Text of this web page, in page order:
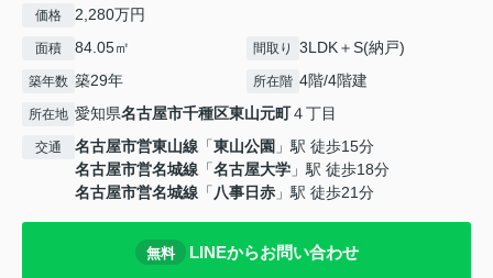
価格 2,280万円
面積 84.05㎡ 間取り 3LDK＋S(納戸)
築年数 築29年 所在階 4階/4階建
所在地 愛知県名古屋市千種区東山元町４丁目
交通 名古屋市営東山線 「東山公園 」駅 徒歩15分
名古屋市営名城線 「名古屋大学 」駅 徒歩18分
名古屋市営名城線 「八事日赤 」駅 徒歩21分
無料 LINEからお問い合わせ